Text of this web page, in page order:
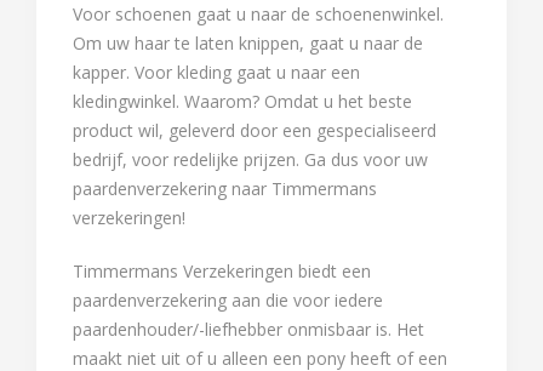
Voor schoenen gaat u naar de schoenenwinkel.
Om uw haar te laten knippen, gaat u naar de
kapper. Voor kleding gaat u naar een
kledingwinkel. Waarom? Omdat u het beste
product wil, geleverd door een gespecialiseerd
bedrijf, voor redelijke prijzen. Ga dus voor uw
paardenverzekering naar Timmermans
verzekeringen!
Timmermans Verzekeringen biedt een
paardenverzekering aan die voor iedere
paardenhouder/-liefhebber onmisbaar is. Het
maakt niet uit of u alleen een pony heeft of een